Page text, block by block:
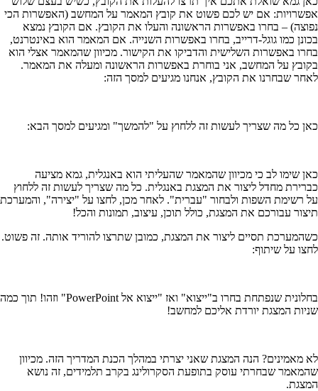
אפשרויות: אם יש לכם פשוט את קובץ המאמר על המחשב (האפשרות הכי
נפוצה) – בחרו באפשרות הראשונה והעלו את הקובץ. אם הקובץ נמצא
בכונן כמו גוגל-דרייב, בחרו באפשרות השנייה. אם המאמר הוא באינטרנט,
בחרו באפשרות השלישית והדביקו את הקישור. מכיוון שהמאמר אצלי הוא
בקובץ על המחשב, אני בוחרת באפשרות הראשונה ומעלה את המאמר.
לאחר שבחרנו את הקובץ, אנחנו מגיעים למסך הזה:
כאן כל מה שצריך לעשות זה ללחוץ על "להמשך" ומגיעים למסך הבא:
כאן שימו לב כי מכיוון שהמאמר שהעליתי הוא באנגלית, גמא מציעה
כברירת מחדל ליצור את המצגת באנגלית. כל מה שצריך לעשות זה ללחוץ
על רשימת השפות ולבחור "עברית". לאחר מכן, לחצו על "יצירה", והמערכת
תיצור עבורכם את המצגת, כולל תוכן, עיצוב, תמונות והכל!
כשהמערכת תסיים ליצור את המצגת, כמובן שתרצו להוריד אותה. זה פשוט.
לחצו על שיתוף:
בחלונית שנפתחת בחרו ב"ייצוא" ואז "ייצוא אל PowerPoint" וזהו! תוך כמה
שניות המצגת יורדת אליכם למחשב!
לא מאמינים? הנה המצגת שאני יצרתי במהלך הכנת המדריך הזה. מכיוון
שהמאמר שבחרתי עוסק בתופעת הסקרולינג בקרב תלמידים, זה נושא
המצגת.